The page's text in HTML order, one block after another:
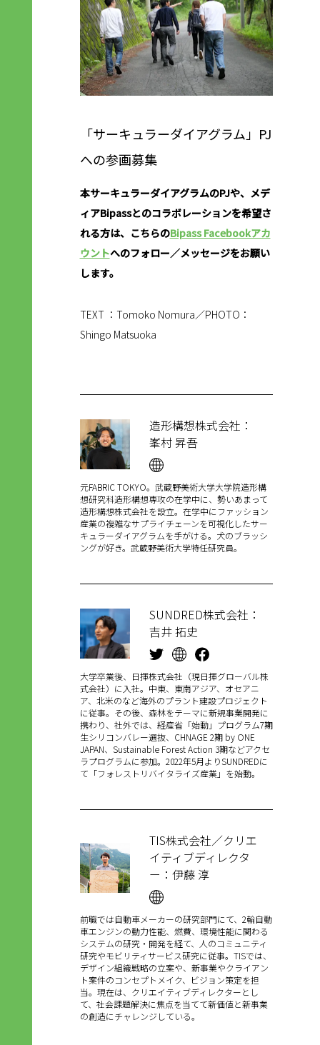
「サーキュラーダイアグラム」PJ
への参画募集
本サーキュラーダイアグラムのPJや、メデ
ィアBipassとのコラボレーションを希望さ
れる方は、こちらのBipass Facebookアカ
ウントへのフォロー／メッセージをお願い
します。
TEXT ：Tomoko Nomura／PHOTO：
Shingo Matsuoka
造形構想株式会社 ：
峯村 昇吾
元FABRIC TOKYO。武蔵野美術大学大学院造形構
想研究科造形構想専攻の在学中に、勢いあまって
造形構想株式会社を設立。在学中にファッション
産業の複雑なサプライチェーンを可視化したサー
キュラーダイアグラムを手がける。犬のブラッシ
ングが好き。武蔵野美術大学特任研究員。
SUNDRED株式会社 ：
吉井 拓史
大学卒業後、日揮株式会社（現日揮グローバル株
式会社）に入社。中東、東南アジア、オセアニ
ア、北米のなど海外のプラント建設プロジェクト
に従事。その後、森林をテーマに新規事業開発に
携わり、社外では、経産省「始動」プログラム7期
生シリコンバレー選抜、CHNAGE 2期 by ONE
JAPAN、Sustainable Forest Action 3期などアクセ
ラプログラムに参加。2022年5月よりSUNDREDに
て「フォレストリバイタライズ産業」を始動。
TIS株式会社／クリエ
イティブディレクタ
ー ： 伊藤 淳
前職では自動車メーカーの研究部門にて、2輪自動
車エンジンの動力性能、燃費、環境性能に関わる
システムの研究・開発を経て、人のコミュニティ
研究やモビリティサービス研究に従事。TISでは、
デザイン組織戦略の立案や、新事業やクライアン
ト案件のコンセプトメイク、ビジョン策定を担
当。現在は、クリエイティブディレクターとし
て、社会課題解決に焦点を当てて新価値と新事業
の創造にチャレンジしている。